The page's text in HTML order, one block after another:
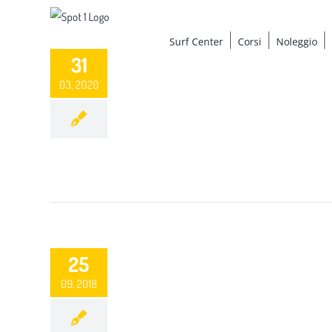
Surf Center Corsi Noleggio
31
03, 2020
25
09, 2018